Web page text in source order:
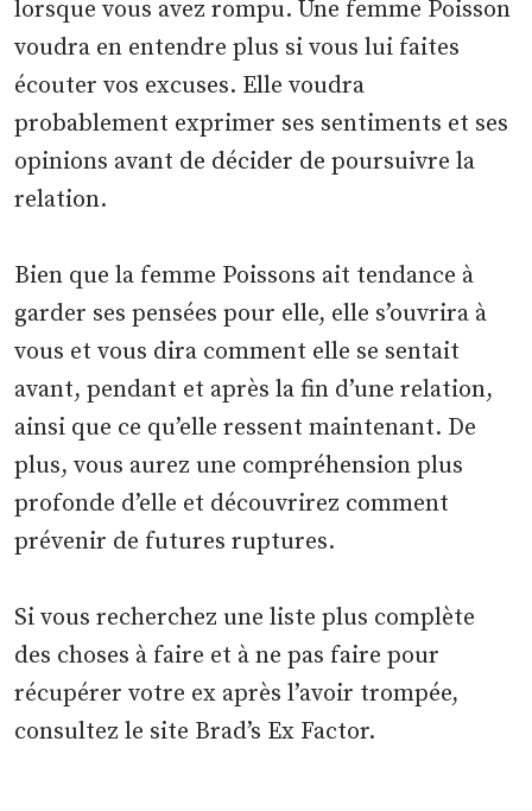
lorsque vous avez rompu. Une femme Poisson
voudra en entendre plus si vous lui faites
écouter vos excuses. Elle voudra
probablement exprimer ses sentiments et ses
opinions avant de décider de poursuivre la
relation.
Bien que la femme Poissons ait tendance à
garder ses pensées pour elle, elle s’ouvrira à
vous et vous dira comment elle se sentait
avant, pendant et après la fin d’une relation,
ainsi que ce qu’elle ressent maintenant. De
plus, vous aurez une compréhension plus
profonde d’elle et découvrirez comment
prévenir de futures ruptures.
Si vous recherchez une liste plus complète
des choses à faire et à ne pas faire pour
récupérer votre ex après l’avoir trompée,
consultez le site Brad’s Ex Factor.